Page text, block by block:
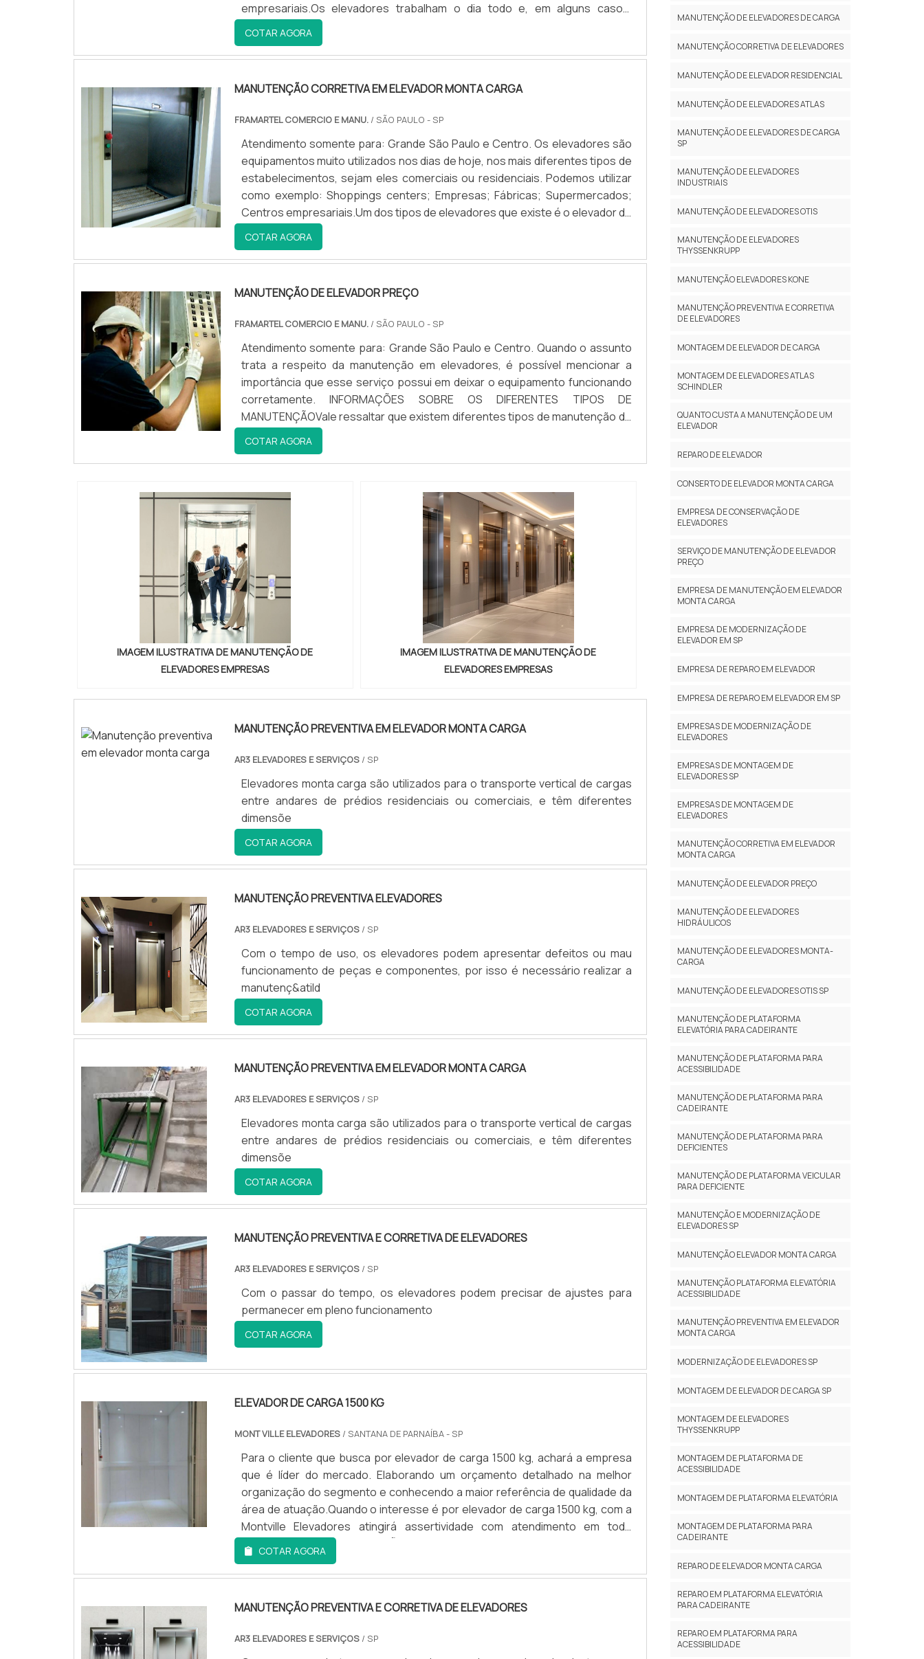
empresariais.Os elevadores trabalham o dia todo e, em alguns casos,
durante 24 horas. Desse modo, é comum que falhas e erros venham a
acontecer no equipamento, oca...
COTAR AGORA
MANUTENÇÃO CORRETIVA EM ELEVADOR MONTA CARGA
FRAMARTEL COMERCIO E MANU./ SÃO PAULO - SP
Atendimento somente para: Grande São Paulo e Centro. Os elevadores são
equipamentos muito utilizados nos dias de hoje, nos mais diferentes tipos de
estabelecimentos, sejam eles comerciais ou residenciais. Podemos utilizar
como exemplo: Shoppings centers; Empresas; Fábricas; Supermercados;
Centros empresariais.Um dos tipos de elevadores que existe é o elevador de
carga. Este, além de transportar pessoas, pode levar equipamento, o lixo
reco...
COTAR AGORA
MANUTENÇÃO DE ELEVADOR PREÇO
FRAMARTEL COMERCIO E MANU./ SÃO PAULO - SP
Atendimento somente para: Grande São Paulo e Centro. Quando o assunto
trata a respeito da manutenção em elevadores, é possível mencionar a
importância que esse serviço possui em deixar o equipamento funcionando
corretamente. INFORMAÇÕES SOBRE OS DIFERENTES TIPOS DE
MANUTENÇÃOVale ressaltar que existem diferentes tipos de manutenção de
elevador preço justo, sendo que cada um deles é utilizado com um intuito. A
seguir, saiba mais sobre as m...
COTAR AGORA
IMAGEM ILUSTRATIVA DE MANUTENÇÃO DE
ELEVADORES EMPRESAS
IMAGEM ILUSTRATIVA DE MANUTENÇÃO DE
ELEVADORES EMPRESAS
MANUTENÇÃO PREVENTIVA EM ELEVADOR MONTA CARGA
AR3 ELEVADORES E SERVIÇOS/ SP
Elevadores monta carga são utilizados para o transporte vertical de cargas
entre andares de prédios residenciais ou comerciais, e têm diferentes
dimensõe
COTAR AGORA
MANUTENÇÃO PREVENTIVA ELEVADORES
AR3 ELEVADORES E SERVIÇOS/ SP
Com o tempo de uso, os elevadores podem apresentar defeitos ou mau
funcionamento de peças e componentes, por isso é necessário realizar a
manutenç&atild
COTAR AGORA
MANUTENÇÃO PREVENTIVA EM ELEVADOR MONTA CARGA
AR3 ELEVADORES E SERVIÇOS/ SP
Elevadores monta carga são utilizados para o transporte vertical de cargas
entre andares de prédios residenciais ou comerciais, e têm diferentes
dimensõe
COTAR AGORA
MANUTENÇÃO PREVENTIVA E CORRETIVA DE ELEVADORES
AR3 ELEVADORES E SERVIÇOS/ SP
Com o passar do tempo, os elevadores podem precisar de ajustes para
permanecer em pleno funcionamento
COTAR AGORA
ELEVADOR DE CARGA 1500 KG
MONT VILLE ELEVADORES/ SANTANA DE PARNAÍBA - SP
Para o cliente que busca por elevador de carga 1500 kg, achará a empresa
que é líder do mercado. Elaborando um orçamento detalhado na melhor
organização do segmento e conhecendo a maior referência de qualidade da
área de atuação.Quando o interesse é por elevador de carga 1500 kg, com a
Montville Elevadores atingirá assertividade com atendimento em todo
território nacional.NFORMAÇÕES SOBRE ELEVADOR DE CARGA 1500 KGA
Montville Elevadores centraliza sua estratégia em oferecer aos parceiros
uma estrutura com escritório de alta qualidade onde são realizadas as
carga 1500 kg com ótima qualidade.Há muitas maneiras eficientes de uma
atuação. A Montville Elevadores se mostra referência por ter: Soluções mais
COTAR AGORA
MANUTENÇÃO PREVENTIVA E CORRETIVA DE ELEVADORES
AR3 ELEVADORES E SERVIÇOS/ SP
MANUTENÇÃO DE ELEVADORES DE CARGA
MANUTENÇÃO CORRETIVA DE ELEVADORES
MANUTENÇÃO DE ELEVADOR RESIDENCIAL
MANUTENÇÃO DE ELEVADORES ATLAS
MANUTENÇÃO DE ELEVADORES DE CARGA
SP
MANUTENÇÃO DE ELEVADORES
INDUSTRIAIS
MANUTENÇÃO DE ELEVADORES OTIS
MANUTENÇÃO DE ELEVADORES
THYSSENKRUPP
MANUTENÇÃO ELEVADORES KONE
MANUTENÇÃO PREVENTIVA E CORRETIVA
DE ELEVADORES
MONTAGEM DE ELEVADOR DE CARGA
MONTAGEM DE ELEVADORES ATLAS
SCHINDLER
QUANTO CUSTA A MANUTENÇÃO DE UM
ELEVADOR
REPARO DE ELEVADOR
CONSERTO DE ELEVADOR MONTA CARGA
EMPRESA DE CONSERVAÇÃO DE
ELEVADORES
SERVIÇO DE MANUTENÇÃO DE ELEVADOR
PREÇO
EMPRESA DE MANUTENÇÃO EM ELEVADOR
MONTA CARGA
EMPRESA DE MODERNIZAÇÃO DE
ELEVADOR EM SP
EMPRESA DE REPARO EM ELEVADOR
EMPRESA DE REPARO EM ELEVADOR EM SP
EMPRESAS DE MODERNIZAÇÃO DE
ELEVADORES
EMPRESAS DE MONTAGEM DE
ELEVADORES SP
EMPRESAS DE MONTAGEM DE
ELEVADORES
MANUTENÇÃO CORRETIVA EM ELEVADOR
MONTA CARGA
MANUTENÇÃO DE ELEVADOR PREÇO
MANUTENÇÃO DE ELEVADORES
HIDRÁULICOS
MANUTENÇÃO DE ELEVADORES MONTA-
CARGA
MANUTENÇÃO DE ELEVADORES OTIS SP
MANUTENÇÃO DE PLATAFORMA
ELEVATÓRIA PARA CADEIRANTE
MANUTENÇÃO DE PLATAFORMA PARA
ACESSIBILIDADE
MANUTENÇÃO DE PLATAFORMA PARA
CADEIRANTE
MANUTENÇÃO DE PLATAFORMA PARA
DEFICIENTES
MANUTENÇÃO DE PLATAFORMA VEICULAR
PARA DEFICIENTE
MANUTENÇÃO E MODERNIZAÇÃO DE
ELEVADORES SP
MANUTENÇÃO ELEVADOR MONTA CARGA
MANUTENÇÃO PLATAFORMA ELEVATÓRIA
ACESSIBILIDADE
MANUTENÇÃO PREVENTIVA EM ELEVADOR
MONTA CARGA
MODERNIZAÇÃO DE ELEVADORES SP
MONTAGEM DE ELEVADOR DE CARGA SP
MONTAGEM DE ELEVADORES
THYSSENKRUPP
MONTAGEM DE PLATAFORMA DE
ACESSIBILIDADE
MONTAGEM DE PLATAFORMA ELEVATÓRIA
MONTAGEM DE PLATAFORMA PARA
CADEIRANTE
REPARO DE ELEVADOR MONTA CARGA
REPARO EM PLATAFORMA ELEVATÓRIA
PARA CADEIRANTE
REPARO EM PLATAFORMA PARA
ACESSIBILIDADE